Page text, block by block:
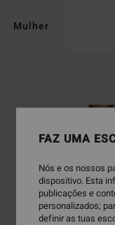
Mulher
FAZ UMA
Nós e os nossos
dispositivo. Esta
publicações e
personalizados;
definir as tuas